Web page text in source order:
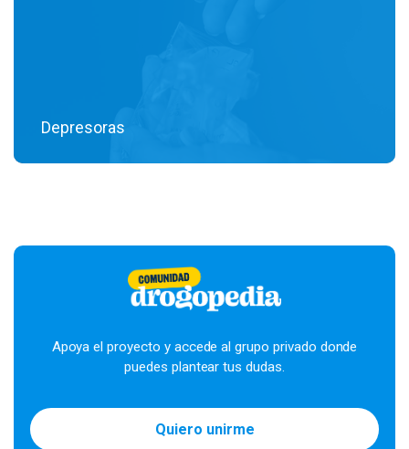
Depresoras
Apoya el proyecto y accede al grupo privado donde
puedes plantear tus dudas.
Quiero unirme